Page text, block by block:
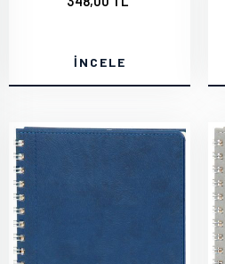
İNCELE